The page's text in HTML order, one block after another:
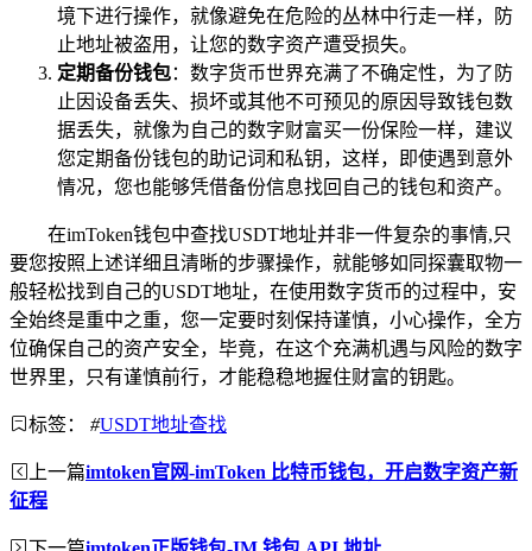
境下进行操作，就像避免在危险的丛林中行走一样，防
止地址被盗用，让您的数字资产遭受损失。
定期备份钱包：数字货币世界充满了不确定性，为了防
止因设备丢失、损坏或其他不可预见的原因导致钱包数
据丢失，就像为自己的数字财富买一份保险一样，建议
您定期备份钱包的助记词和私钥，这样，即使遇到意外
情况，您也能够凭借备份信息找回自己的钱包和资产。
在imToken钱包中查找USDT地址并非一件复杂的事情,只
要您按照上述详细且清晰的步骤操作，就能够如同探囊取物一
般轻松找到自己的USDT地址，在使用数字货币的过程中，安
全始终是重中之重，您一定要时刻保持谨慎，小心操作，全方
位确保自己的资产安全，毕竟，在这个充满机遇与风险的数字
世界里，只有谨慎前行，才能稳稳地握住财富的钥匙。
标签： #USDT地址查找
上一篇imtoken官网-imToken 比特币钱包，开启数字资产新
征程